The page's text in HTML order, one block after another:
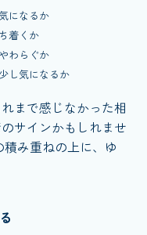
になるか
着くか
わらぐか
し気になるか
まで感じなかった相
サインかもしれませ
み重ねの上に、ゆ